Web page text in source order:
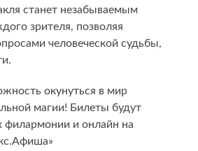
станет незабываемым
зрителя, позволяя
человеческой судьбы,
окунуться в мир
магии! Билеты будут
филармонии и онлайн на